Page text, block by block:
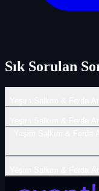
Sık Sorulan